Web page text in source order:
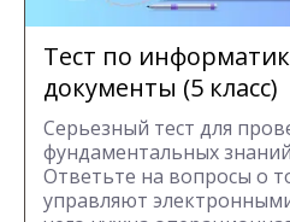
Тест по
документы (5 класс)
Серьезный тест для
фундаментальных
Ответьте на вопросы о
управляют